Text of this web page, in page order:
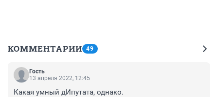
КОММЕНТАРИИ 49
Гость
13 апреля 2022, 12:45
Какая умный дИпутата, однако.